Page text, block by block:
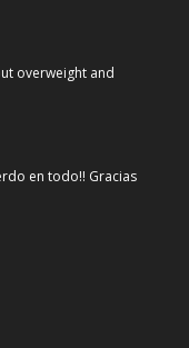
overweight and
en todo!! Gracias